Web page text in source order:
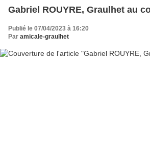
Gabriel ROUYRE, Graulhet au
Publié le 07/04/2023 à 16:20
Par amicale-graulhet